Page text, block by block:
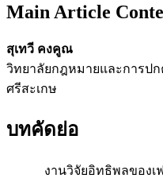
Main Article
สุเทวี คงคูณ
วิทยาลัยกฎหมายและการป
ศรีสะเกษ
บทคัดย่อ
งานวิจัยอิทธิพลของเฟซ